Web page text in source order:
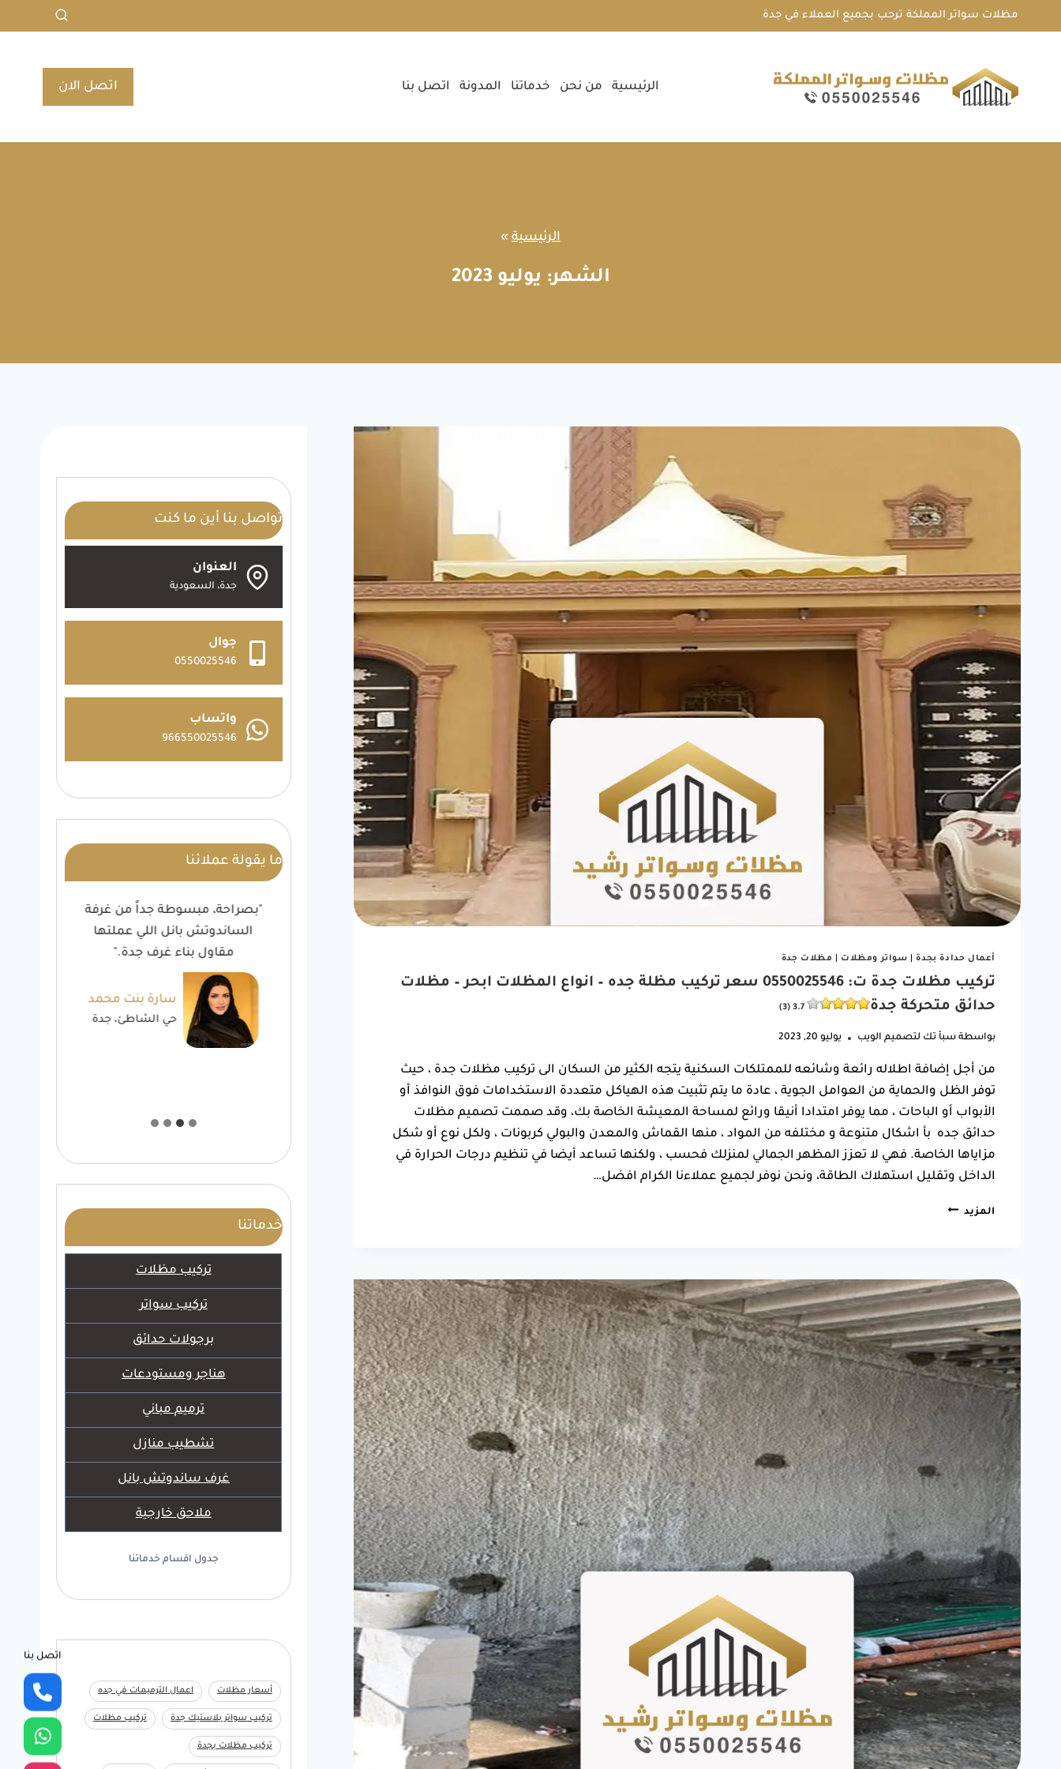
إلى
مظلات سواتر المملكة ترحب بجميع العملاء في جدة
الرئيسية من نحن خدماتنا المدونة اتصل بنا اتصل الان
الرئيسية »
الشهر: يوليو 2023
أعمال حدادة بجدة سواتر ومظلات مظلات جدة
تركيب مظلات جدة ت: 0550025546 سعر تركيب مظلة جده – انواع المظلات ابحر – مظلات
حدائق متحركة جدة
3.7 (3)
بواسطة سبأ تك لتصميم الويب يوليو 20, 2023
من أجل إضافة اطلاله رائعة وشائعه للممتلكات السكنية يتجه الكثير من السكان الى تركيب مظلات جدة ، حيث
توفر الظل والحماية من العوامل الجوية ، عادة ما يتم تثبيت هذه الهياكل متعددة الاستخدامات فوق النوافذ أو
الأبواب أو الباحات ، مما يوفر امتدادا أنيقا ورائع لمساحة المعيشة الخاصة بك، وقد صممت تصميم مظلات
حدائق جده بأ اشكال متنوعة و مختلفه من المواد ، منها القماش والمعدن والبولي كربونات ، ولكل نوع أو شكل
مزاياها الخاصة. فهي لا تعزز المظهر الجمالي لمنزلك فحسب ، ولكنها تساعد أيضا في تنظيم درجات الحرارة في
الداخل وتقليل استهلاك الطاقة، ونحن نوفر لجميع عملاءنا الكرام افضل…
المزيد تركيب
سعر
تركيب
مظلة
جده
–
انواع
المظلات
ابحر
مظلات
حدائق
متحركة
جدة3.7
تواصل بنا أين ما كنت
العنوان
جدة، السعودية
جوال
0550025546
واتساب
966550025546
ما يقولة عملائنا
"شغل مظلة سيارتي كان ممتاز.
يتعامل معاهم."
خالد بن فهد
في جميع أعمالهم؟
"أنا مبسوط جداً بالنتيجة النهائية
"بصراحة، مبسوطة جداً من غرفة
الساندوتش بانل اللي عملتها
مقاول بناء غرف جدة."
سارة بنت محمد
حي الشاطئ، جدة
خدماتنا
تركيب مظلات
تركيب سواتر
برجولات حدائق
هناجر ومستودعات
ترميم مباني
تشطيب منازل
غرف ساندوتش بانل
ملاحق خارجية
جدول اقسام خدماتنا
أسعار مظلات اعمال الترميمات في جده
تركيب سواتر بلاستيك جدة تركيب مظلات
تركيب مظلات بجدة
اتصل بنا